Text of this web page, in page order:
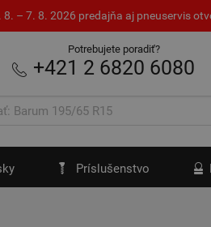
– 7. 8. 2026 predajňa aj pneuservis
Potrebujete poradiť?
+421 2 6820 6080
Príslušenstvo